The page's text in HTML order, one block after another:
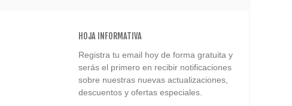
HOJA INFORMATIVA
Registra tu email hoy de forma gratuita y
serás el primero en recibir notificaciones
sobre nuestras nuevas actualizaciones,
descuentos y ofertas especiales.